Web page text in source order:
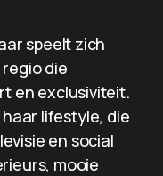
speelt zich
die
en exclusiviteit.
lifestyle, die
en social
mooie